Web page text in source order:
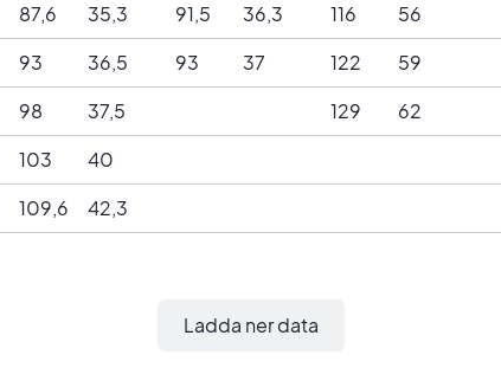
87,6 35,3 91,5 36,3 116
56
93 36,5 93 37 122
59
98 37,5 129
62
103
40
109,6
42,3
Ladda ner data